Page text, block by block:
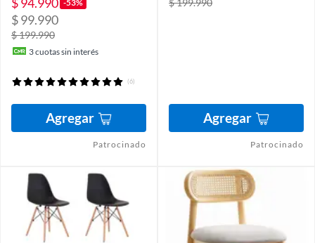
-53%
$ 99.990
$ 199.990
3cuotas sin interés
(6)
Agregar
Patrocinado
Agregar
Patrocinado